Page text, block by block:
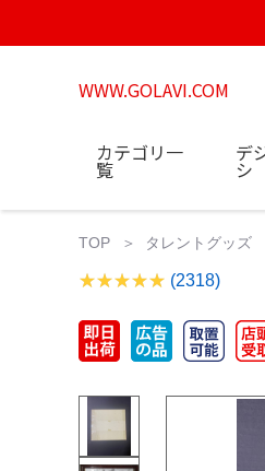
WWW.GOLAVI.COM
カテゴリ一
覧
デ
シ
TOP タレントグッズ
(2318)